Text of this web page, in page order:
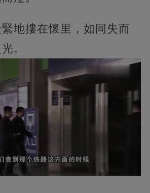
地摟在懷里，如同失而
。